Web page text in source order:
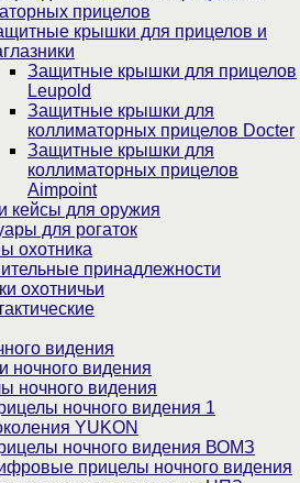
прицелов
крышки для прицелов и
Защитные крышки для прицелов
Leupold
Защитные крышки для
коллиматорных прицелов Docter
Защитные крышки для
коллиматорных прицелов
Aimpoint
кейсы для оружия
для рогаток
охотника
принадлежности
охотничьи
видения
ночного видения
ночного видения
ночного видения 1
YUKON
ночного видения ВОМЗ
прицелы ночного видения